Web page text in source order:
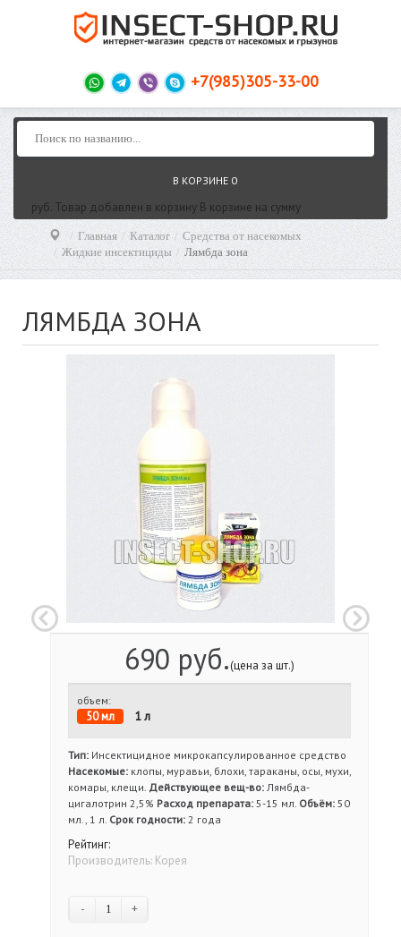
+7(985)305-33-00
В КОРЗИНЕ 0
руб. Товар добавлен в корзину В корзине на сумму
Главная Каталог
Средства от насекомых
Жидкие инсектициды
Лямбда зона
ЛЯМБДА ЗОНА
690 руб.(цена за шт.)
объем:
50 мл 1 л
Тип: Инсектицидное микрокапсулированное средство
Насекомые: клопы, муравьи, блохи, тараканы, осы, мухи,
комары, клещи. Действующее вещ-во: Лямбда-
цигалотрин 2,5% Расход препарата: 5-15 мл. Объём: 50
мл., 1 л. Срок годности: 2 года
Рейтинг:
Производитель: Корея
- +